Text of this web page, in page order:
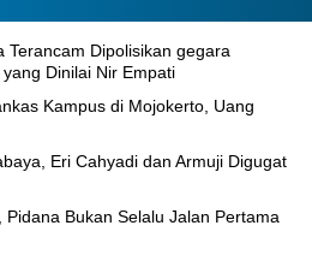
Terancam Dipolisikan gegara
Dinilai Nir Empati
Kampus di Mojokerto, Uang
Eri Cahyadi dan Armuji Digugat
Bukan Selalu Jalan Pertama